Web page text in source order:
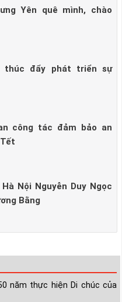
Yên quê mình, chào
thúc đẩy phát triển sự
công tác đảm bảo an
Nội Nguyễn Duy Ngọc
Bằng
năm thực hiện Di chúc của